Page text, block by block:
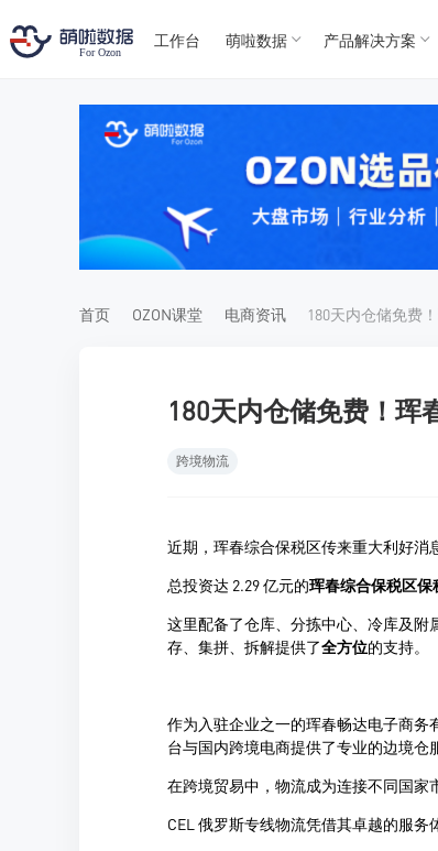
工作台 萌啦数据 产品解决方案
首页 OZON课堂 电商资讯
180天内仓储免费！珲
跨境物流